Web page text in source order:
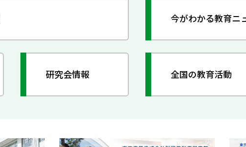
今がわかる教育ニ
研究会情報 全国の教育活動